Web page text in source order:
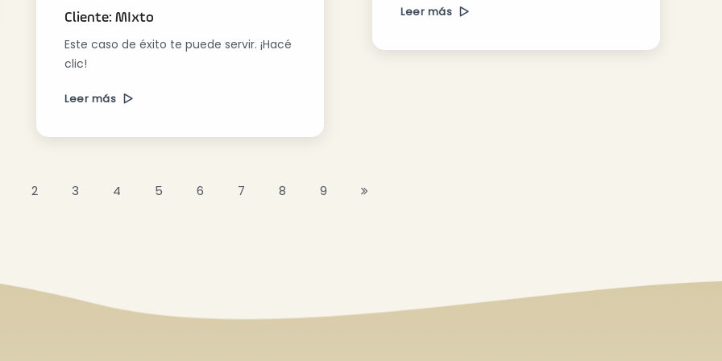
Leer más
Cliente: MIxto
Este caso de éxito te puede servir. ¡Hacé
clic!
Leer más
2 3 4 5 6 7 8 9